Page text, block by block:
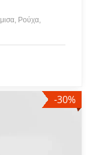
(1)
(1)
Ρούχα,
-30%